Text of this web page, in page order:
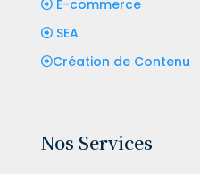
E-commerce
SEA
Création de Contenu
Nos Services